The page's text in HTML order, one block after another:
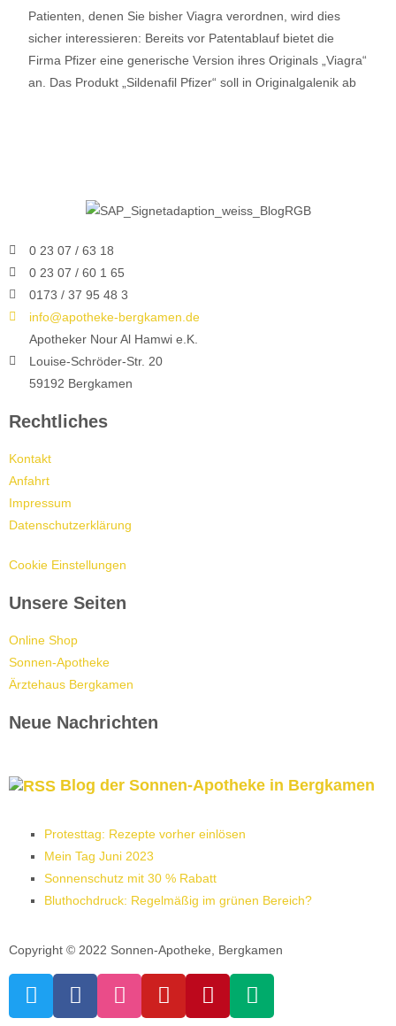
Patienten, denen Sie bisher Viagra verordnen, wird dies
sicher interessieren: Bereits vor Patentablauf bietet die
Firma Pfizer eine generische Version ihres Originals „Viagra“
an. Das Produkt „Sildenafil Pfizer“ soll in Originalgalenik ab
0 23 07 / 63 18
0 23 07 / 60 1 65
0173 / 37 95 48 3
info@apotheke-bergkamen.de
Apotheker Nour Al Hamwi e.K.
Louise-Schröder-Str. 20
59192 Bergkamen
Rechtliches
Kontakt
Anfahrt
Impressum
Datenschutzerklärung
Cookie Einstellungen
Unsere Seiten
Online Shop
Sonnen-Apotheke
Ärztehaus Bergkamen
Neue Nachrichten
Blog der Sonnen-Apotheke in Bergkamen
Protesttag: Rezepte vorher einlösen
Mein Tag Juni 2023
Sonnenschutz mit 30 % Rabatt
Bluthochdruck: Regelmäßig im grünen Bereich?
Copyright © 2022 Sonnen-Apotheke, Bergkamen